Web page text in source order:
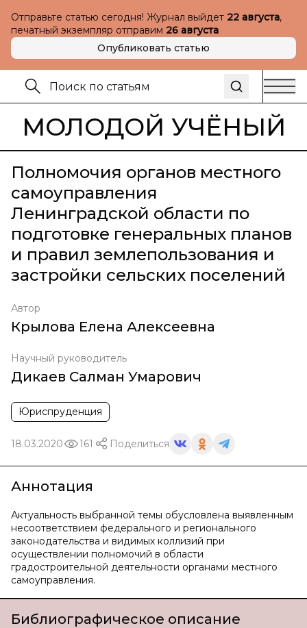
Отправьте статью сегодня! Журнал выйдет 22 августа,
печатный экземпляр отправим 26 августа
Опубликовать статью
МОЛОДОЙ УЧЁНЫЙ
Полномочия органов местного
самоуправления
Ленинградской области по
подготовке генеральных планов
и правил землепользования и
застройки сельских поселений
Автор
Крылова Елена Алексеевна
Научный руководитель
Дикаев Салман Умарович
Юриспруденция
18.03.2020 161 Поделиться
Аннотация
Актуальность выбранной темы обусловлена выявленным
несоответствием федерального и регионального
законодательства и видимых коллизий при
осуществлении полномочий в области
градостроительной деятельности органами местного
самоуправления.
Библиографическое описание